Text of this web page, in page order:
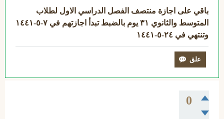
باقي على اجازة منتصف الفصل الدراسي الاول لطلاب
المتوسط والثانوي ٣١ يوم بالضبط تبدأ اجازتهم في ٧-٥-١٤٤١
وتنتهي في ٢٤-٥-١٤٤١
0